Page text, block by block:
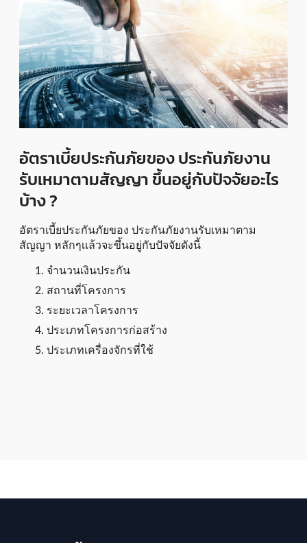
อัตราเบี้ยประกันภัยของ ประกันภัยงาน
รับเหมาตามสัญญา ขึ้นอยู่กับปัจจัยอะไร
บ้าง ?
อัตราเบี้ยประกันภัยของ ประกันภัยงานรับเหมาตาม
สัญญา หลักๆเเล้วจะขึ้นอยู่กับปัจจัยดังนี้
จำนวนเงินประกัน
สถานที่โครงการ
ระยะเวลาโครงการ
ประเภทโครงการก่อสร้าง
ประเภทเครื่องจักรที่ใช้